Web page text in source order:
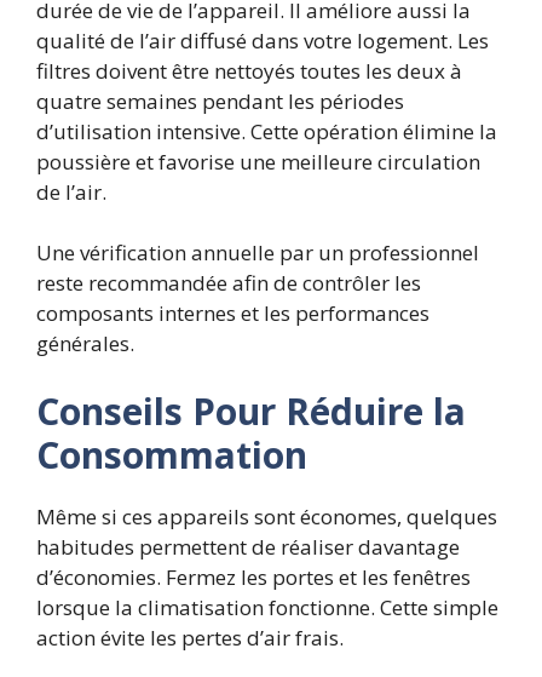
durée de vie de l’appareil. Il améliore aussi la
qualité de l’air diffusé dans votre logement. Les
filtres doivent être nettoyés toutes les deux à
quatre semaines pendant les périodes
d’utilisation intensive. Cette opération élimine la
poussière et favorise une meilleure circulation
de l’air.
Une vérification annuelle par un professionnel
reste recommandée afin de contrôler les
composants internes et les performances
générales.
Conseils Pour Réduire la
Consommation
Même si ces appareils sont économes, quelques
habitudes permettent de réaliser davantage
d’économies. Fermez les portes et les fenêtres
lorsque la climatisation fonctionne. Cette simple
action évite les pertes d’air frais.